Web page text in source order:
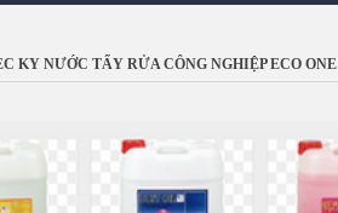
KY NƯỚC TẨY RỬA CÔNG NGHIỆP ECO ONE